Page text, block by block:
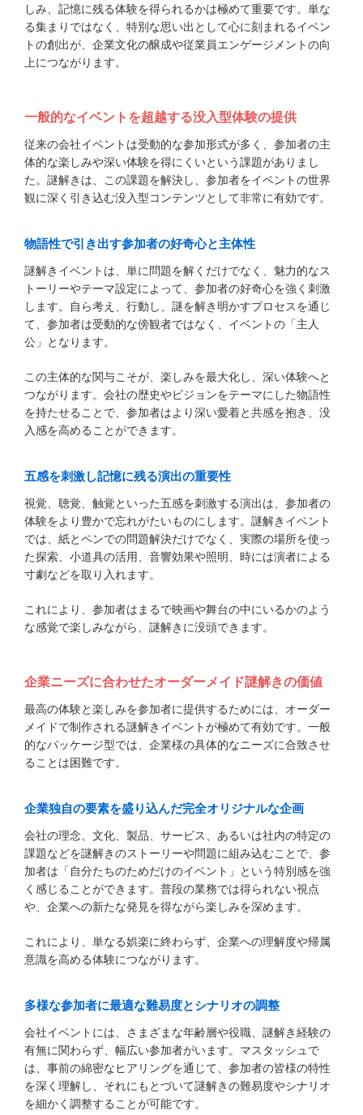
しみ、記憶に残る体験を得られるかは極めて重要です。単な
る集まりではなく、特別な思い出として心に刻まれるイベン
トの創出が、企業文化の醸成や従業員エンゲージメントの向
上につながります。
一般的なイベントを超越する没入型体験の提供
従来の会社イベントは受動的な参加形式が多く、参加者の主
体的な楽しみや深い体験を得にくいという課題がありまし
た。謎解きは、この課題を解決し、参加者をイベントの世界
観に深く引き込む没入型コンテンツとして非常に有効です。
物語性で引き出す参加者の好奇心と主体性
謎解きイベントは、単に問題を解くだけでなく、魅力的なス
トーリーやテーマ設定によって、参加者の好奇心を強く刺激
します。自ら考え、行動し、謎を解き明かすプロセスを通じ
て、参加者は受動的な傍観者ではなく、イベントの「主人
公」となります。
この主体的な関与こそが、楽しみを最大化し、深い体験へと
つながります。会社の歴史やビジョンをテーマにした物語性
を持たせることで、参加者はより深い愛着と共感を抱き、没
入感を高めることができます。
五感を刺激し記憶に残る演出の重要性
視覚、聴覚、触覚といった五感を刺激する演出は、参加者の
体験をより豊かで忘れがたいものにします。謎解きイベント
では、紙とペンでの問題解決だけでなく、実際の場所を使っ
た探索、小道具の活用、音響効果や照明、時には演者による
寸劇などを取り入れます。
これにより、参加者はまるで映画や舞台の中にいるかのよう
な感覚で楽しみながら、謎解きに没頭できます。
企業ニーズに合わせたオーダーメイド謎解きの価値
最高の体験と楽しみを参加者に提供するためには、オーダー
メイドで制作される謎解きイベントが極めて有効です。一般
的なパッケージ型では、企業様の具体的なニーズに合致させ
ることは困難です。
企業独自の要素を盛り込んだ完全オリジナルな企画
会社の理念、文化、製品、サービス、あるいは社内の特定の
課題などを謎解きのストーリーや問題に組み込むことで、参
加者は「自分たちのためだけのイベント」という特別感を強
く感じることができます。普段の業務では得られない視点
や、企業への新たな発見を得ながら楽しみを深めます。
これにより、単なる娯楽に終わらず、企業への理解度や帰属
意識を高める体験につながります。
多様な参加者に最適な難易度とシナリオの調整
会社イベントには、さまざまな年齢層や役職、謎解き経験の
有無に関わらず、幅広い参加者がいます。マスタッシュで
は、事前の綿密なヒアリングを通じて、参加者の皆様の特性
を深く理解し、それにもとづいて謎解きの難易度やシナリオ
を細かく調整することが可能です。